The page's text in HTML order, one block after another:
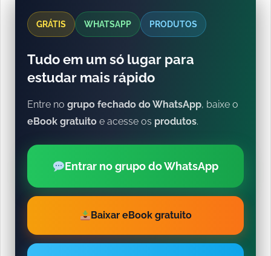
GRÁTIS WHATSAPP PRODUTOS
Tudo em um só lugar para
estudar mais rápido
Entre no grupo fechado do WhatsApp, baixe o
eBook gratuito e acesse os produtos.
Entrar no grupo do WhatsApp
Baixar eBook gratuito